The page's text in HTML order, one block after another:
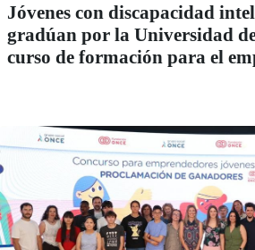
Jóvenes con discapacidad
gradúan por la Universidad
curso de formación para el